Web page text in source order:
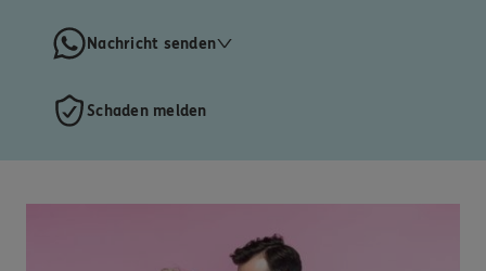
Nachricht senden
Schaden melden